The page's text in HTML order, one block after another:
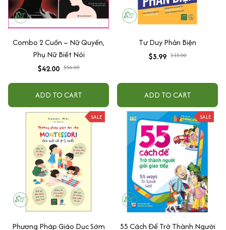
Combo 2 Cuốn – Nữ Quyền,
Phụ Nữ Biết Nói
$42.00 $56.00
ADD TO CART
Tư Duy Phản Biện
$5.99 $15.00
ADD TO CART
SALE
Phương Pháp Giáo Dục Sớm
SALE
55 Cách Để Trở Thành Người